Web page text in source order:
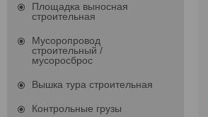
Площадка выносная
строительная
Мусоропровод
строительный /
мусоросброс
Вышка тура строительная
Контрольные грузы